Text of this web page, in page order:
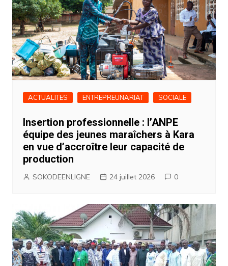
ACTUALITES ENTREPREUNARIAT SOCIALE
Insertion professionnelle : l’ANPE
équipe des jeunes maraîchers à Kara
en vue d’accroître leur capacité de
production
SOKODEENLIGNE 24 juillet 2026 0